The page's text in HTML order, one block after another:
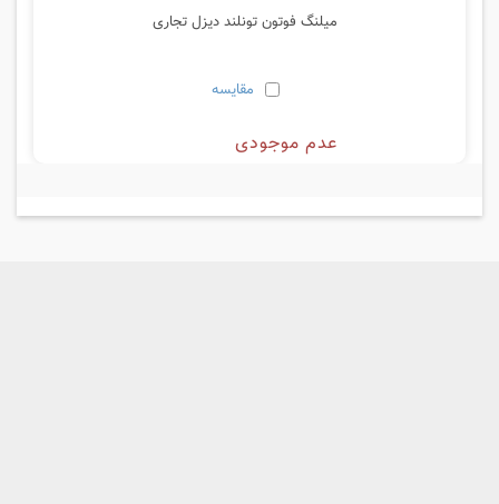
میلنگ فوتون تونلند دیزل تجاری
مقایسه
عدم موجودی